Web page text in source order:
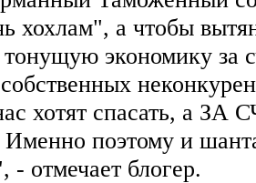
хохлам", а чтобы
экономику за
хотят спасать, а ЗА
Именно поэтому и
отмечает блогер.